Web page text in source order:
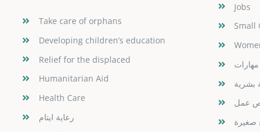
Take care of orphans
Developing children’s education
Relief for the displaced
Humanitarian Aid
Health Care
رعاية ايتام
Jobs
Small
بشرية
عمل
صغيرة